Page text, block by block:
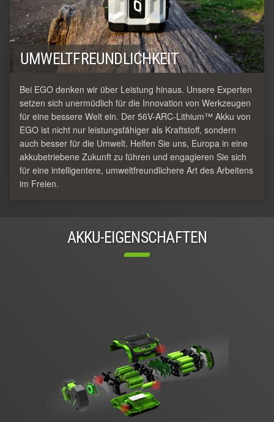
UMWELTFREUNDLICHKEIT
Bei EGO denken wir über Leistung hinaus. Unsere Experten
setzen sich unermüdlich für die Innovation von Werkzeugen
für eine bessere Welt ein. Der 56V-ARC-Lithium™ Akku von
EGO ist nicht nur leistungsfähiger als Kraftstoff, sondern
auch besser für die Umwelt. Helfen Sie uns, Europa in eine
akkubetriebene Zukunft zu führen und engagieren Sie sich
für eine intelligentere, umweltfreundlichere Art des Arbeitens
im Freien.
AKKU-EIGENSCHAFTEN